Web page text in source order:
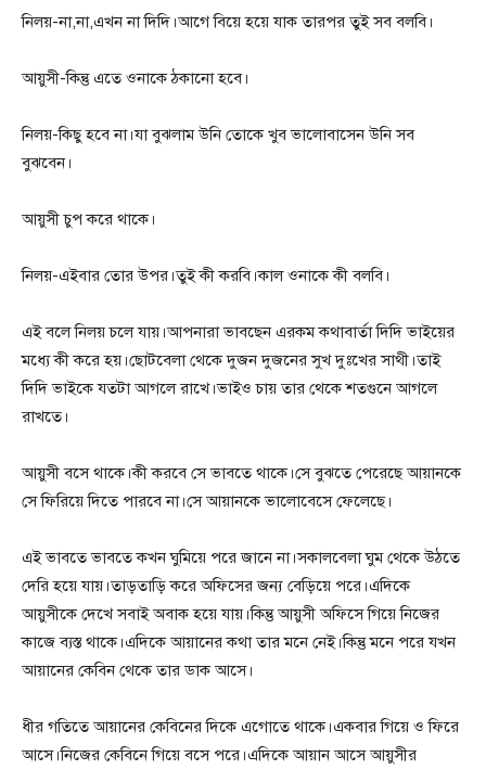
নিলয়-না,না,এখন না দিদি।আগে বিয়ে হয়ে যাক তারপর তুই সব বলবি।
আয়ুসী-কিন্তু এতে ওনাকে ঠকানো হবে।
নিলয়-কিছু হবে না।যা বুঝলাম উনি তোকে খুব ভালোবাসেন উনি সব
বুঝবেন।
আয়ুসী চুপ করে থাকে।
নিলয়-এইবার তোর উপর।তুই কী করবি।কাল ওনাকে কী বলবি।
এই বলে নিলয় চলে যায়।আপনারা ভাবছেন এরকম কথাবার্তা দিদি ভাইয়ের
মধ্যে কী করে হয়।ছোটবেলা থেকে দুজন দুজনের সুখ দুঃখের সাথী।তাই
দিদি ভাইকে যতটা আগলে রাখে।ভাইও চায় তার থেকে শতগুনে আগলে
রাখতে।
আয়ুসী বসে থাকে।কী করবে সে ভাবতে থাকে।সে বুঝতে পেরেছে আয়ানকে
সে ফিরিয়ে দিতে পারবে না।সে আয়ানকে ভালোবেসে ফেলেছে।
এই ভাবতে ভাবতে কখন ঘুমিয়ে পরে জানে না।সকালবেলা ঘুম থেকে উঠতে
দেরি হয়ে যায়।তাড়তাড়ি করে অফিসের জন্য বেড়িয়ে পরে।এদিকে
আয়ুসীকে দেখে সবাই অবাক হয়ে যায়।কিন্তু আয়ুসী অফিসে গিয়ে নিজের
কাজে ব্যস্ত থাকে।এদিকে আয়ানের কথা তার মনে নেই।কিন্তু মনে পরে যখন
আয়ানের কেবিন থেকে তার ডাক আসে।
ধীর গতিতে আয়ানের কেবিনের দিকে এগোতে থাকে।একবার গিয়ে ও ফিরে
আসে।নিজের কেবিনে গিয়ে বসে পরে।এদিকে আয়ান আসে আয়ুসীর